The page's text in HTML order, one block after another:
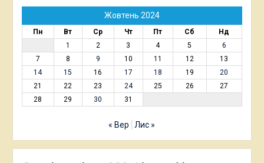
Жовтень 2024
Пн Вт Ср Чт Пт Сб
Нд
1
2 3 4 5
6
7
8 9 10 11 12
13
14
15 16 17 18 19
20
21
22 23 24 25 26
27
28
29 30 31
« Вер Лис »